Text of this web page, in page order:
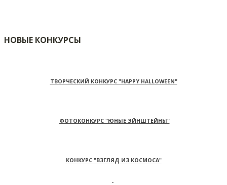
НОВЫЕ КОНКУРСЫ
ТВОРЧЕСКИЙ КОНКУРС "HAPPY HALLOWEEN"
ФОТОКОНКУРС "ЮНЫЕ ЭЙНШТЕЙНЫ"
КОНКУРС "ВЗГЛЯД ИЗ КОСМОСА"